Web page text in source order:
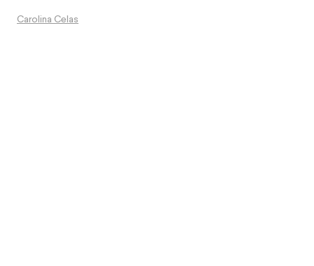
Carolina Celas